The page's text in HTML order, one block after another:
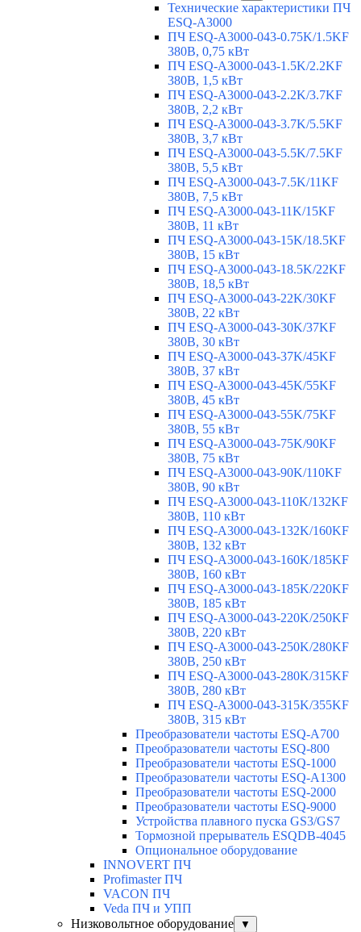
Технические характеристики ПЧ
ESQ-A3000
ПЧ ESQ-A3000-043-0.75K/1.5KF
380В, 0,75 кВт
ПЧ ESQ-A3000-043-1.5K/2.2KF
380В, 1,5 кВт
ПЧ ESQ-A3000-043-2.2K/3.7KF
380В, 2,2 кВт
ПЧ ESQ-A3000-043-3.7K/5.5KF
380В, 3,7 кВт
ПЧ ESQ-A3000-043-5.5K/7.5KF
380В, 5,5 кВт
ПЧ ESQ-A3000-043-7.5K/11KF
380В, 7,5 кВт
ПЧ ESQ-A3000-043-11K/15KF
380В, 11 кВт
ПЧ ESQ-A3000-043-15K/18.5KF
380В, 15 кВт
ПЧ ESQ-A3000-043-18.5K/22KF
380В, 18,5 кВт
ПЧ ESQ-A3000-043-22K/30KF
380В, 22 кВт
ПЧ ESQ-A3000-043-30K/37KF
380В, 30 кВт
ПЧ ESQ-A3000-043-37K/45KF
380В, 37 кВт
ПЧ ESQ-A3000-043-45K/55KF
380В, 45 кВт
ПЧ ESQ-A3000-043-55K/75KF
380В, 55 кВт
ПЧ ESQ-A3000-043-75K/90KF
380В, 75 кВт
ПЧ ESQ-A3000-043-90K/110KF
380В, 90 кВт
ПЧ ESQ-A3000-043-110K/132KF
380В, 110 кВт
ПЧ ESQ-A3000-043-132K/160KF
380В, 132 кВт
ПЧ ESQ-A3000-043-160K/185KF
380В, 160 кВт
ПЧ ESQ-A3000-043-185K/220KF
380В, 185 кВт
ПЧ ESQ-A3000-043-220K/250KF
380В, 220 кВт
ПЧ ESQ-A3000-043-250K/280KF
380В, 250 кВт
ПЧ ESQ-A3000-043-280K/315KF
380В, 280 кВт
ПЧ ESQ-A3000-043-315K/355KF
380В, 315 кВт
Преобразователи частоты ESQ-A700
Преобразователи частоты ESQ-800
Преобразователи частоты ESQ-1000
Преобразователи частоты ESQ-A1300
Преобразователи частоты ESQ-2000
Преобразователи частоты ESQ-9000
Устройства плавного пуска GS3/GS7
Тормозной прерыватель ESQDB-4045
Опциональное оборудование
INNOVERT ПЧ
Profimaster ПЧ
VACON ПЧ
Veda ПЧ и УПП
Низковольтное оборудование
▼